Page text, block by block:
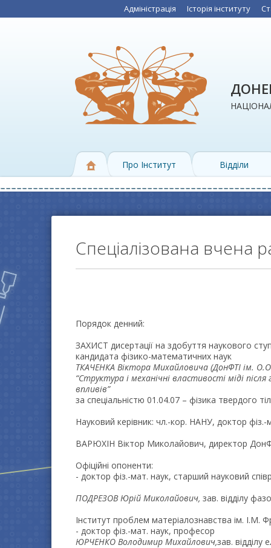
Адміністрація Історія інституту
Про Інститут Відділи
Спеціалізована вчена
Порядок денний:
ЗАХИСТ дисертації на здобуття наукового
кандидата фізико-математичних наук
ТКАЧЕНКА Віктора Михайловича (ДонФТІ ім.
“Структура і механічні властивості міді
впливів”
за спеціальністю 01.04.07 – фізика твердого
Науковий керівник: чл.-кор. НАНУ, доктор
ВАРЮХІН Віктор Миколайович, директор
Офіційні опоненти:
- доктор фіз.-мат. наук, старший науковий
ПОДРЕЗОВ Юрій Миколайович, зав. відділу
Інститут проблем матеріалознавства ім. І.М.
- доктор фіз.-мат. наук, професор
ЮРЧЕНКО Володимир Михайлович,зав. відділу